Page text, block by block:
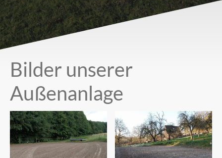
Bilder unserer
Außenanlage